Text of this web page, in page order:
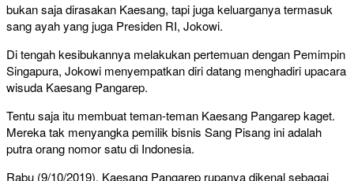
bukan saja dirasakan Kaesang, tapi juga keluarganya termasuk
sang ayah yang juga Presiden RI, Jokowi.
Di tengah kesibukannya melakukan pertemuan dengan Pemimpin
Singapura, Jokowi menyempatkan diri datang menghadiri upacara
wisuda Kaesang Pangarep.
Tentu saja itu membuat teman-teman Kaesang Pangarep kaget.
Mereka tak menyangka pemilik bisnis Sang Pisang ini adalah
putra orang nomor satu di Indonesia.
Rabu (9/10/2019), Kaesang Pangarep rupanya dikenal sebagai